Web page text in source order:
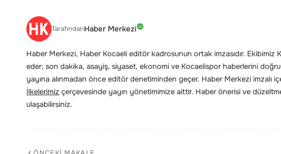
TarafındanHaber Merkezi
Haber Merkezi, Haber Kocaeli editör kadrosunun ortak imzasıdır.
eder; son dakika, asayiş, siyaset, ekonomi ve Kocaelispor haberlerini
yayına alınmadan önce editör denetiminden geçer. Haber Merkezi imzalı
İlkelerimiz çerçevesinde yayın yönetimimize aittir. Haber önerisi ve
ulaşabilirsiniz.